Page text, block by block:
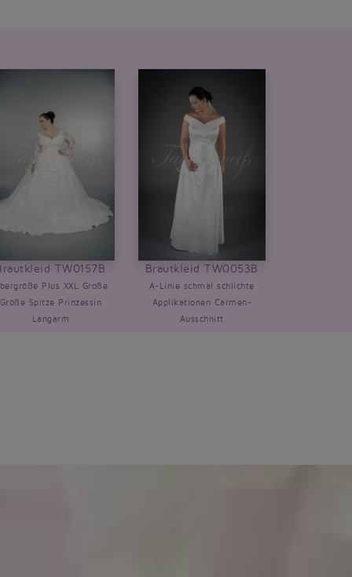
TW0157B
Plus XXL Große
Größe Spitze Prinzessin
Langarm
Brautkleid TW0053B
A-Linie schmal schlichte
Applikationen Carmen-
Ausschnitt